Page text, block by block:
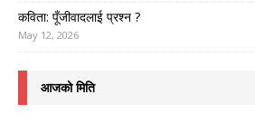
कविता: पूँजीवादलाई प्रश्न ?
May 12, 2026
आजको मिति